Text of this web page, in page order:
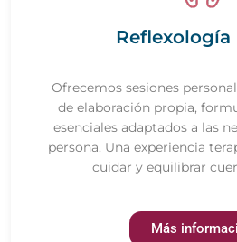
Reflexología
Ofrecemos sesiones
de elaboración propia,
esenciales adaptados a las
persona. Una experiencia
cuidar y equilibrar
Más